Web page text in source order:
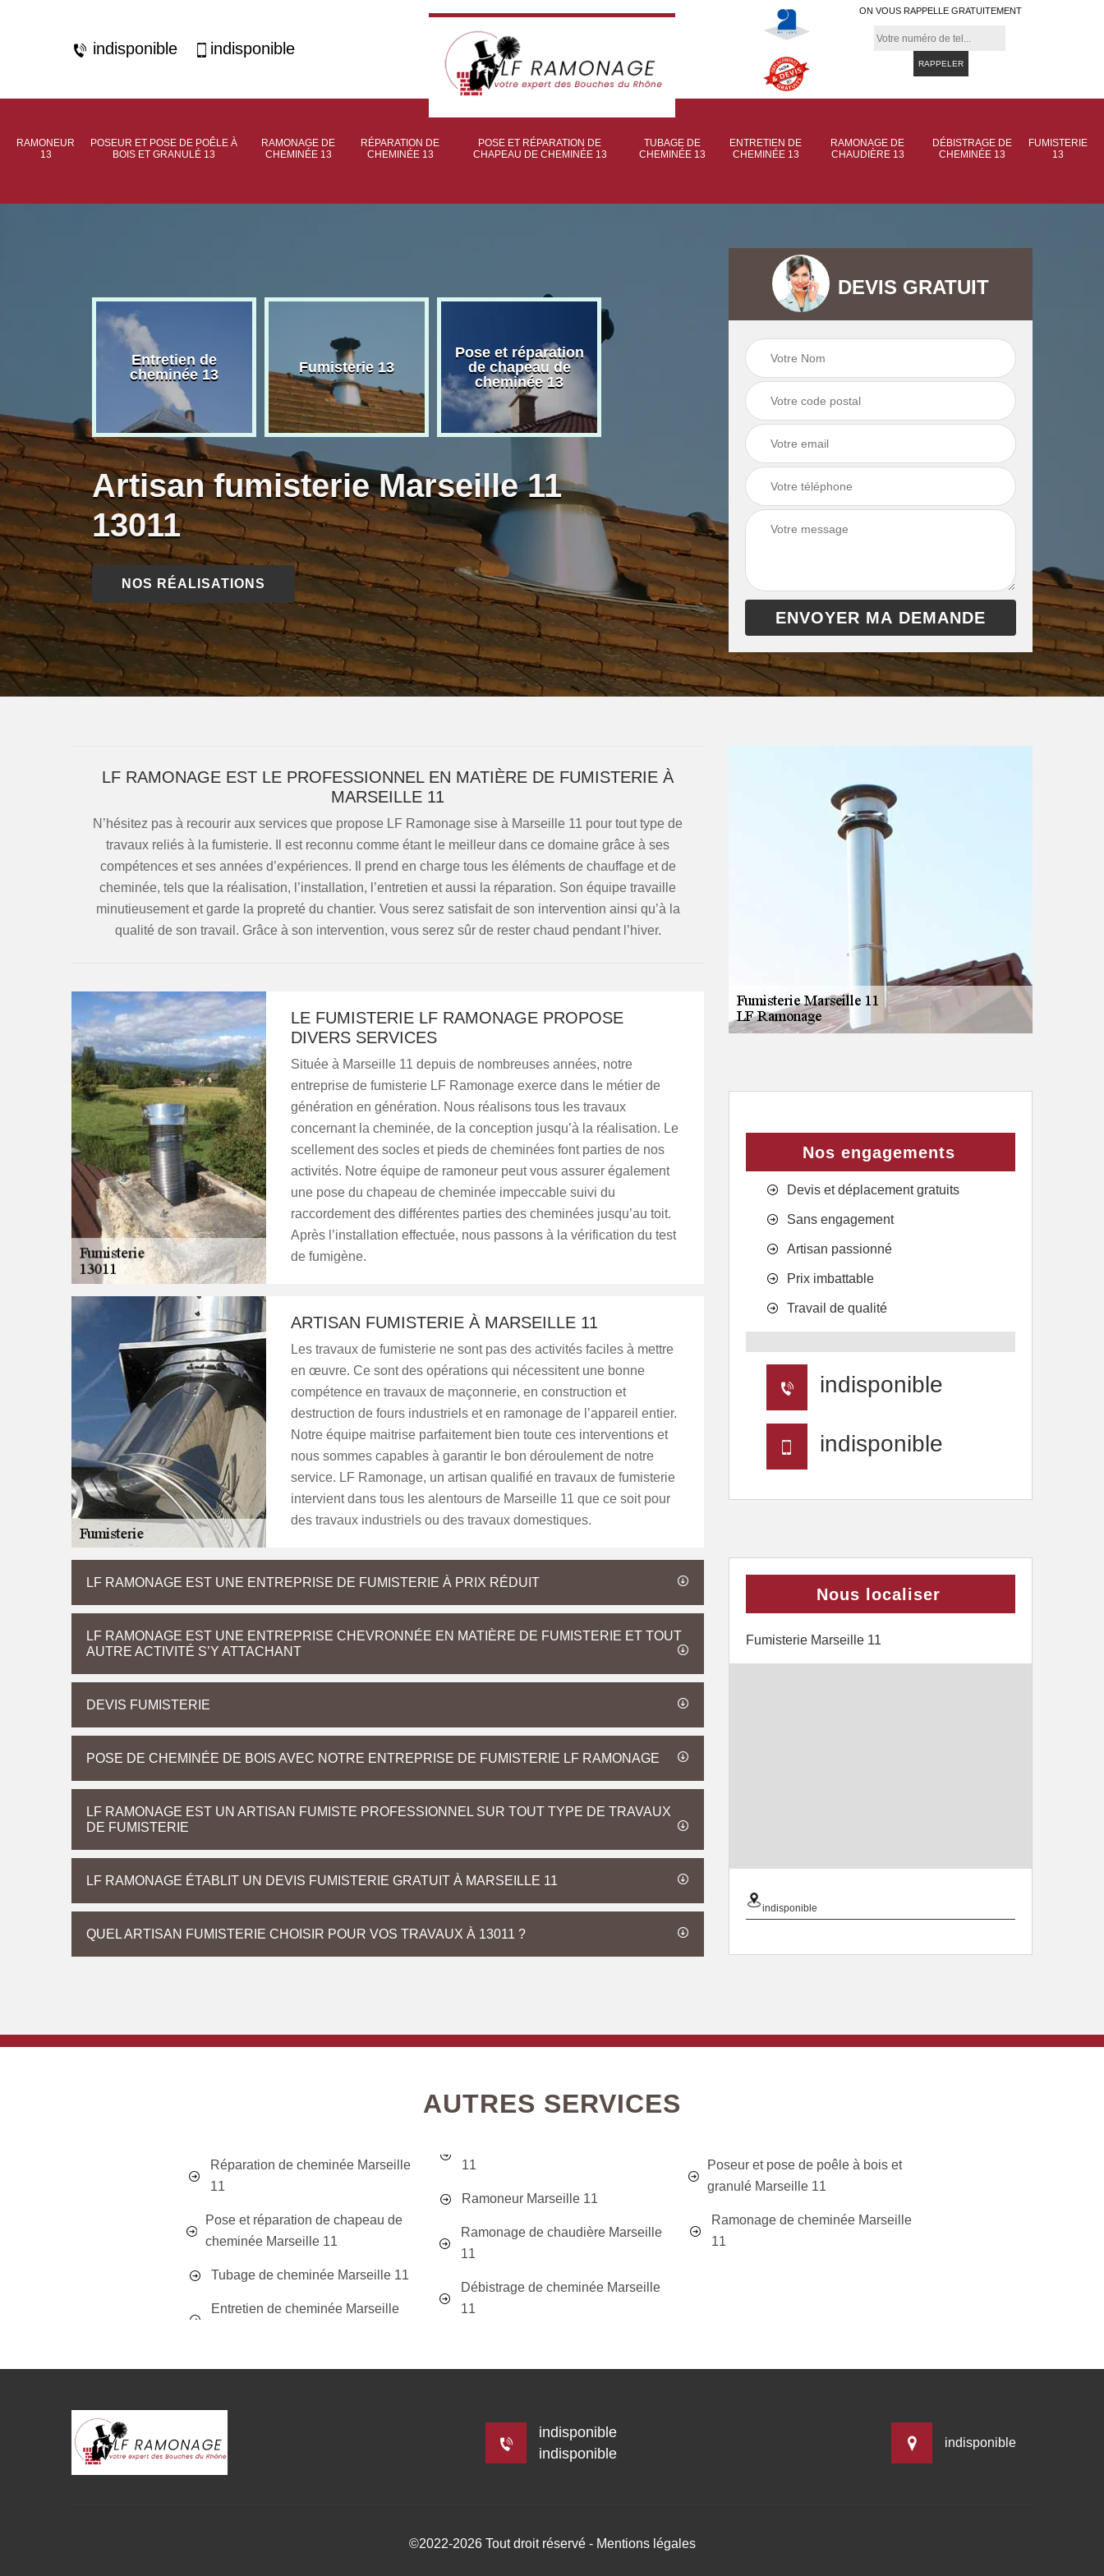
indisponible indisponible
ON VOUS RAPPELLE GRATUITEMENT
RAMONEUR
13
POSEUR ET POSE DE POÊLE À
BOIS ET GRANULÉ 13
RAMONAGE DE
CHEMINÉE 13
RÉPARATION DE
CHEMINÉE 13
POSE ET RÉPARATION DE
CHAPEAU DE CHEMINÉE 13
TUBAGE DE
CHEMINÉE 13
ENTRETIEN DE
CHEMINÉE 13
RAMONAGE DE
CHAUDIÈRE 13
DÉBISTRAGE DE
CHEMINÉE 13
FUMISTERIE
13
Entretien de
cheminée 13
Fumisterie 13
Pose et réparation
de chapeau de
cheminée 13
Poseur et pose de
Ramonage de
chaudière 13
Ramonage de
cheminée 13
Artisan fumisterie Marseille 11
13011
NOS RÉALISATIONS
DEVIS GRATUIT
LF RAMONAGE EST LE PROFESSIONNEL EN MATIÈRE DE FUMISTERIE À
MARSEILLE 11
N’hésitez pas à recourir aux services que propose LF Ramonage sise à Marseille 11 pour tout type de
travaux reliés à la fumisterie. Il est reconnu comme étant le meilleur dans ce domaine grâce à ses
compétences et ses années d’expériences. Il prend en charge tous les éléments de chauffage et de
cheminée, tels que la réalisation, l’installation, l’entretien et aussi la réparation. Son équipe travaille
minutieusement et garde la propreté du chantier. Vous serez satisfait de son intervention ainsi qu’à la
qualité de son travail. Grâce à son intervention, vous serez sûr de rester chaud pendant l’hiver.
LE FUMISTERIE LF RAMONAGE PROPOSE
DIVERS SERVICES
Située à Marseille 11 depuis de nombreuses années, notre
entreprise de fumisterie LF Ramonage exerce dans le métier de
génération en génération. Nous réalisons tous les travaux
concernant la cheminée, de la conception jusqu’à la réalisation. Le
scellement des socles et pieds de cheminées font parties de nos
activités. Notre équipe de ramoneur peut vous assurer également
une pose du chapeau de cheminée impeccable suivi du
raccordement des différentes parties des cheminées jusqu’au toit.
Après l’installation effectuée, nous passons à la vérification du test
de fumigène.
ARTISAN FUMISTERIE À MARSEILLE 11
Les travaux de fumisterie ne sont pas des activités faciles à mettre
en œuvre. Ce sont des opérations qui nécessitent une bonne
compétence en travaux de maçonnerie, en construction et
destruction de fours industriels et en ramonage de l’appareil entier.
Notre équipe maitrise parfaitement bien toute ces interventions et
nous sommes capables à garantir le bon déroulement de notre
service. LF Ramonage, un artisan qualifié en travaux de fumisterie
intervient dans tous les alentours de Marseille 11 que ce soit pour
des travaux industriels ou des travaux domestiques.
LF RAMONAGE EST UNE ENTREPRISE DE FUMISTERIE À PRIX RÉDUIT
LF RAMONAGE EST UNE ENTREPRISE CHEVRONNÉE EN MATIÈRE DE FUMISTERIE ET TOUT
AUTRE ACTIVITÉ S’Y ATTACHANT
DEVIS FUMISTERIE
POSE DE CHEMINÉE DE BOIS AVEC NOTRE ENTREPRISE DE FUMISTERIE LF RAMONAGE
LF RAMONAGE EST UN ARTISAN FUMISTE PROFESSIONNEL SUR TOUT TYPE DE TRAVAUX
DE FUMISTERIE
LF RAMONAGE ÉTABLIT UN DEVIS FUMISTERIE GRATUIT À MARSEILLE 11
QUEL ARTISAN FUMISTERIE CHOISIR POUR VOS TRAVAUX À 13011 ?
Nos engagements
Devis et déplacement gratuits
Sans engagement
Artisan passionné
Prix imbattable
Travail de qualité
indisponible
indisponible
Nous localiser
Fumisterie Marseille 11
indisponible
AUTRES SERVICES
Réparation de cheminée Marseille
11
Pose et réparation de chapeau de
cheminée Marseille 11
Tubage de cheminée Marseille 11
Entretien de cheminée Marseille
11
Ramoneur Marseille 11
Ramonage de chaudière Marseille
11
Débistrage de cheminée Marseille
11
Poseur et pose de poêle à bois et
granulé Marseille 11
Ramonage de cheminée Marseille
11
indisponible
indisponible
indisponible
©2022-2026 Tout droit réservé - Mentions légales